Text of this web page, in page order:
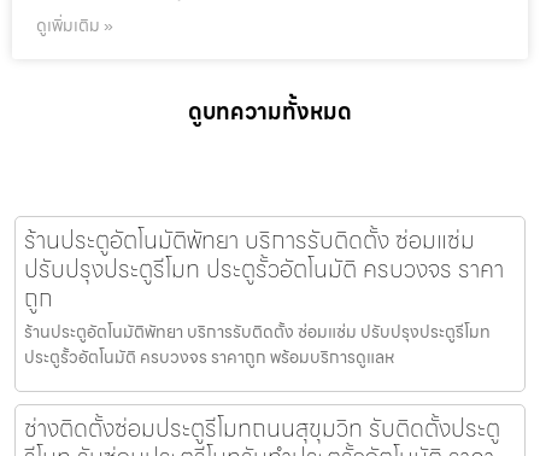
ดูเพิ่มเติม »
ดูบทความทั้งหมด
ร้านประตูอัตโนมัติพัทยา บริการรับติดตั้ง ซ่อมแซ่ม
ปรับปรุงประตูรีโมท ประตูรั้วอัตโนมัติ ครบวงจร ราคา
ถูก
ร้านประตูอัตโนมัติพัทยา บริการรับติดตั้ง ซ่อมแซ่ม ปรับปรุงประตูรีโมท
ประตูรั้วอัตโนมัติ ครบวงจร ราคาถูก พร้อมบริการดูแลห
ช่างติดตั้งซ่อมประตูรีโมทถนนสุขุมวิท รับติดตั้งประตู